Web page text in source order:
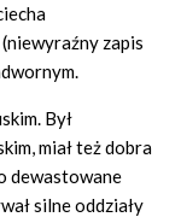
zapis
Był
miał też dobra
dewastowane
silne oddziały